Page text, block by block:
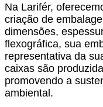
Na Larifér,
criação de
dimensões,
flexográfica, sua
representativa da
caixas são
promovendo a
ambiental.